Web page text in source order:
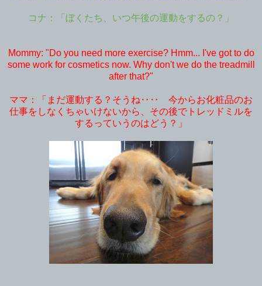
コナ：「ぼくたち、いつ午後の運動をするの？」
Mommy: "Do you need more exercise? Hmm... I've got to do
some work for cosmetics now. Why don't we do the treadmill
after that?"
ママ：「まだ運動する？そうね‥‥ 今からお化粧品のお
仕事をしなくちゃいけないから、その後でトレッドミルを
するっていうのはどう？」